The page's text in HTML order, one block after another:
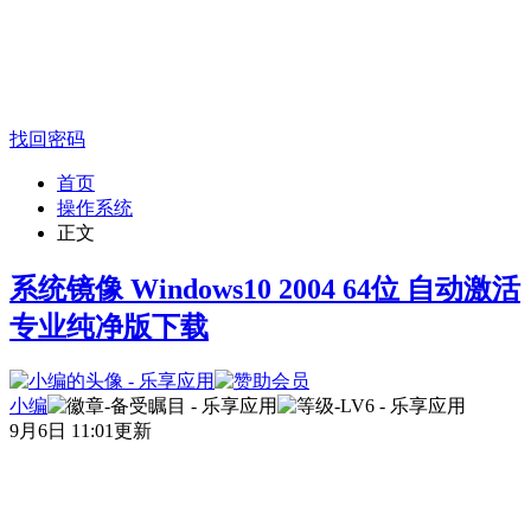
找回密码
首页
操作系统
正文
系统镜像 Windows10 2004 64位 自动激活
专业纯净版下载
小编
9月6日 11:01更新